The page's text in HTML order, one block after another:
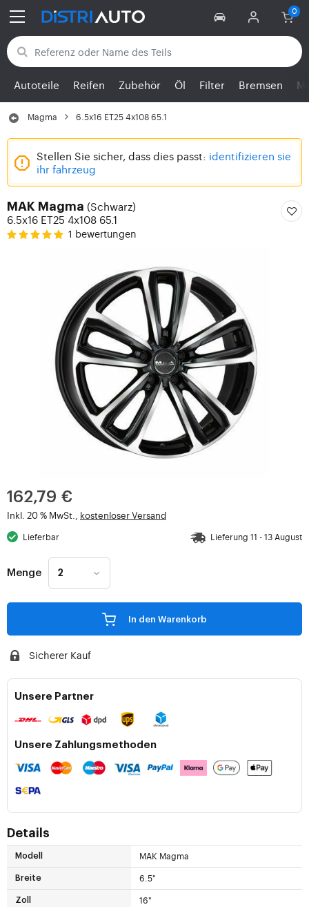
Zurück zu den Kategorien
Autoteile Reifen Zubehör Öl Filter Bremsen
Magma 6.5x16 ET25 4x108 65.1
Stellen Sie sicher, dass dies passt: identifizieren sie
ihr fahrzeug
MAK Magma (Schwarz)
6.5x16 ET25 4x108 65.1
1 bewertungen
162,79 €
Inkl. 20 % MwSt., kostenloser Versand
Lieferbar Lieferung 11 - 13 August
Menge
In den Warenkorb
Sicherer Kauf
Unsere Partner
Unsere Zahlungsmethoden
Details
Modell MAK Magma
Breite 6.5"
Zoll 16"